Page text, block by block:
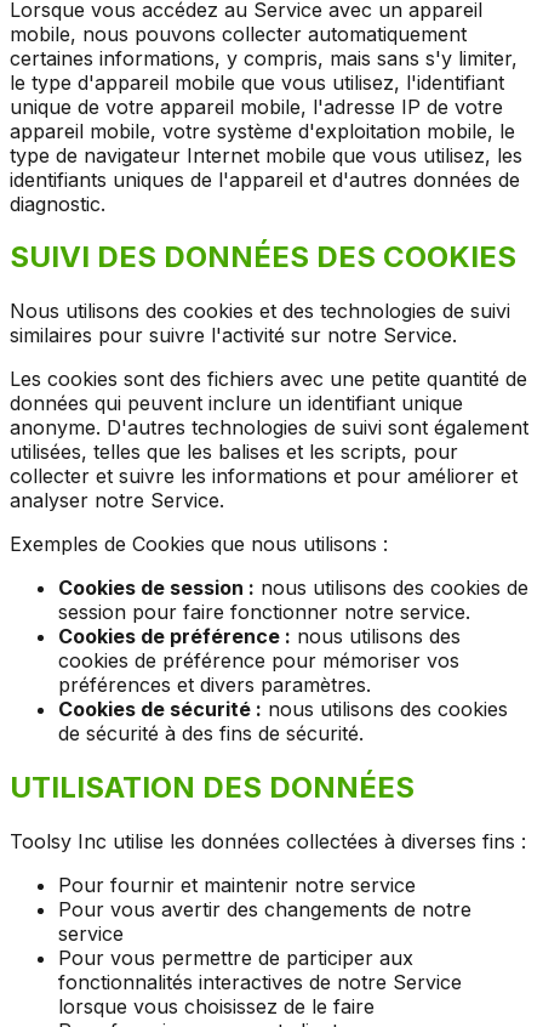
Lorsque vous accédez au Service avec un appareil
mobile, nous pouvons collecter automatiquement
certaines informations, y compris, mais sans s'y limiter,
le type d'appareil mobile que vous utilisez, l'identifiant
unique de votre appareil mobile, l'adresse IP de votre
appareil mobile, votre système d'exploitation mobile, le
type de navigateur Internet mobile que vous utilisez, les
identifiants uniques de l'appareil et d'autres données de
diagnostic.
SUIVI DES DONNÉES DES COOKIES
Nous utilisons des cookies et des technologies de suivi
similaires pour suivre l'activité sur notre Service.
Les cookies sont des fichiers avec une petite quantité de
données qui peuvent inclure un identifiant unique
anonyme. D'autres technologies de suivi sont également
utilisées, telles que les balises et les scripts, pour
collecter et suivre les informations et pour améliorer et
analyser notre Service.
Exemples de Cookies que nous utilisons :
Cookies de session : nous utilisons des cookies de
session pour faire fonctionner notre service.
Cookies de préférence : nous utilisons des
cookies de préférence pour mémoriser vos
préférences et divers paramètres.
Cookies de sécurité : nous utilisons des cookies
de sécurité à des fins de sécurité.
UTILISATION DES DONNÉES
Toolsy Inc utilise les données collectées à diverses fins :
Pour fournir et maintenir notre service
Pour vous avertir des changements de notre
service
Pour vous permettre de participer aux
fonctionnalités interactives de notre Service
lorsque vous choisissez de le faire